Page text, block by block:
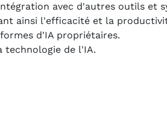
avec d'autres outils et
ainsi l'efficacité et la
d'IA propriétaires.
technologie de l'IA.